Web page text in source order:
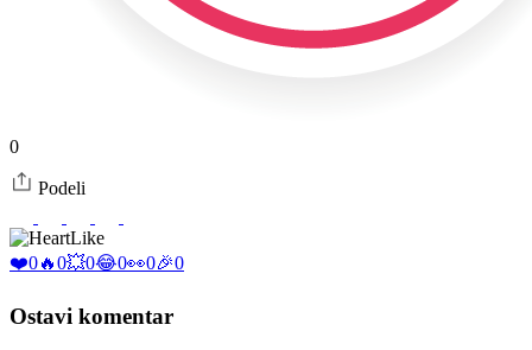
0
Podeli
Like
❤️0🔥0💥0😂0👀0🎉0
Ostavi komentar